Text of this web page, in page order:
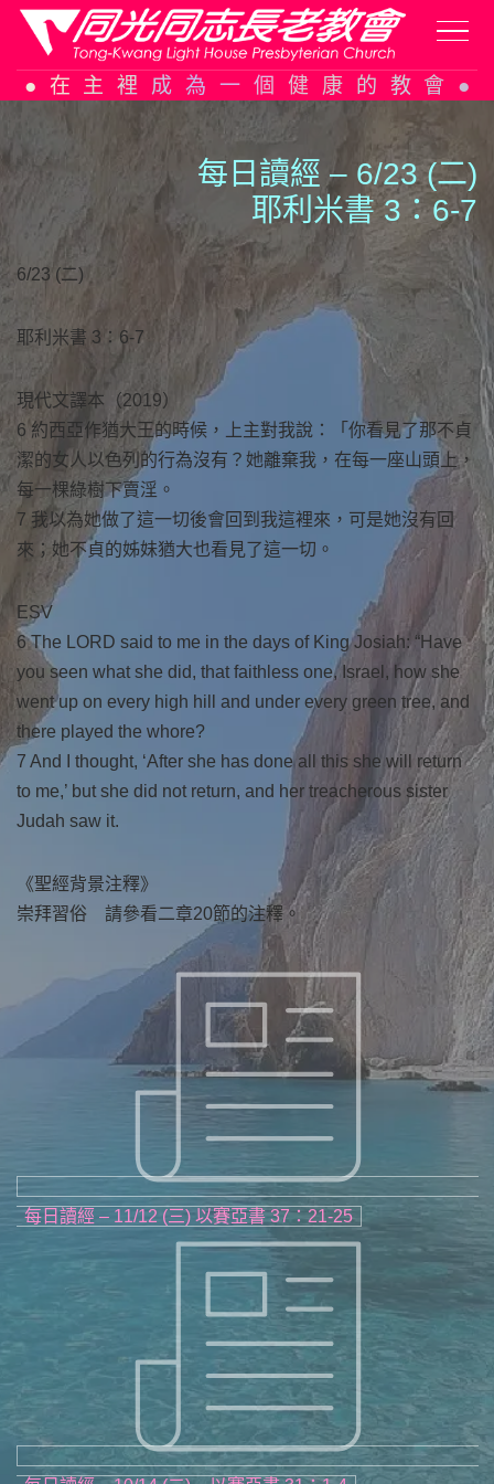
Skip
to
content
在主裡成為一個健康的教會
每日讀經 – 6/23 (二)
耶利米書 3：6-7
6/23 (二)
耶利米書 3：6-7
現代文譯本（2019）
6 約西亞作猶大王的時候，上主對我說：「你看見了那不貞
潔的女人以色列的行為沒有？她離棄我，在每一座山頭上，
每一棵綠樹下賣淫。
7 我以為她做了這一切後會回到我這裡來，可是她沒有回
來；她不貞的姊妹猶大也看見了這一切。
ESV
6 The LORD said to me in the days of King Josiah: “Have
you seen what she did, that faithless one, Israel, how she
went up on every high hill and under every green tree, and
there played the whore?
7 And I thought, ‘After she has done all this she will return
to me,’ but she did not return, and her treacherous sister
Judah saw it.
《聖經背景注釋》
崇拜習俗 請參看二章20節的注釋。
每日讀經 – 11/12 (三) 以賽亞書 37：21-25